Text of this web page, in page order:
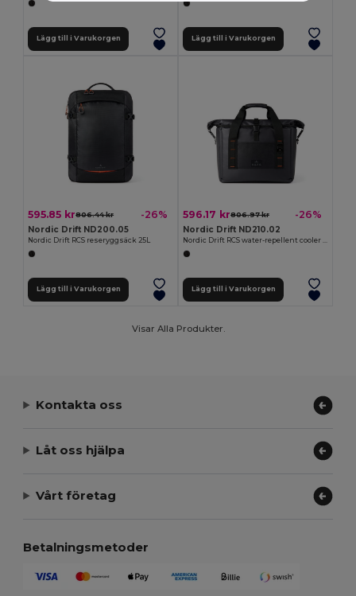
Lägg till i Varukorgen Lägg till i Varukorgen
595.85 kr806.44 kr -26%
Nordic Drift ND200.05
Nordic Drift RCS reseryggsäck 25L
Lägg till i Varukorgen
596.17 kr806.97 kr -26%
Nordic Drift ND210.02
Lägg till i Varukorgen
Visar Alla Produkter.
Kontakta oss
Låt oss hjälpa
Vårt företag
Betalningsmetoder